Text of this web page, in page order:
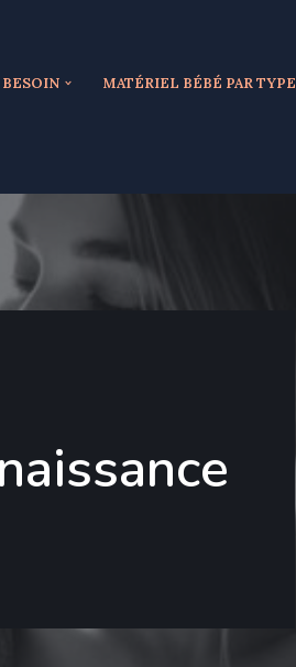
BESOIN MATÉRIEL BÉBÉ PAR TYPE